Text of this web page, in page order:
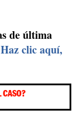
de última
Haz clic aquí,
CASO?